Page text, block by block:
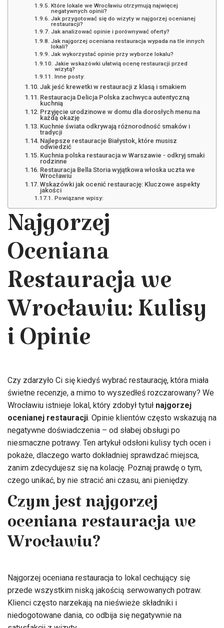
Które lokale we Wrocławiu otrzymują najwięcej
negatywnych opinii?
Jak przygotować się do wizyty w najgorzej ocenianej
restauracji?
Jak analizować opinie i porównywać oferty?
Jak najgorzej oceniana restauracja wypada na tle innych
lokali?
Jak wykorzystać opinie przy wyborze lokalu?
Jakie wskazówki ułatwią ocenę restauracji przed
wizytą?
Inne posty:
Jak jeść krewetki w restauracji z klasą i smakiem
Restauracja Delicja Polska zachwyca autentyczną
kuchnią
Przyjęcie urodzinowe w domu dla dorosłych menu na
każdą okazję
Kuchnie świata odkrywają różnorodność smaków i
tradycji
Najlepsze restauracje Białystok, które musisz
odwiedzić
Kuchnia polska restauracja w Warszawie - odkryj smaki
rodzinne
Restauracja Bella Storia wyjątkowa włoska uczta we
Wrocławiu
Wskazówki jak ocenić restaurację: Kluczowe aspekty
jakości
Powiązane wpisy:
Najgorzej
Oceniana
Restauracja we
Wrocławiu: Kulisy
i Opinie
Czy zdarzyło Ci się kiedyś wybrać restaurację, która miała
świetne recenzje, a mimo to wyszedłeś rozczarowany? We
Wrocławiu istnieje lokal, który zdobył tytuł najgorzej
ocenianej restauracji. Opinie klientów często wskazują na
negatywne doświadczenia – od słabej obsługi po
niesmaczne potrawy. Ten artykuł odsłoni kulisy tych ocen i
pokaże, dlaczego warto dokładniej sprawdzać miejsca,
zanim zdecydujesz się na kolację. Poznaj prawdę o tym,
czego unikać, by nie stracić ani czasu, ani pieniędzy.
Czym jest najgorzej
oceniana restauracja we
Wrocławiu?
Najgorzej oceniana restauracja to lokal cechujący się
przede wszystkim niską jakością serwowanych potraw.
Klienci często narzekają na nieświeże składniki i
niedogotowane dania, co odbija się negatywnie na